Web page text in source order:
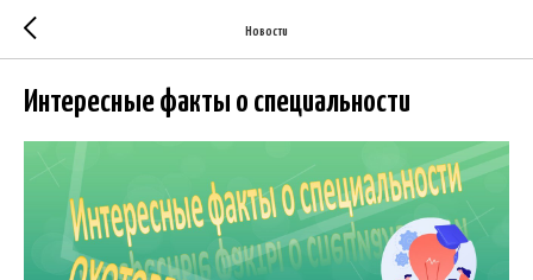
Новости
Интересные факты о специальности